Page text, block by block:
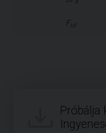
b
F r,d
Próbálja